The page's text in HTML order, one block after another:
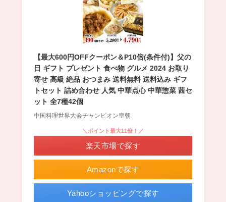
【最大600円OFFクーポン＆P10倍(条件付)】父の
日 ギフト プレゼント 食べ物 グルメ 2024 お取り
寄せ 高級 絶品 おつまみ 送料無料 送料込み ギフ
トセット 詰め合わせ 人気 中華点心 中華惣菜 茜セ
ット 全7種42個
中国料理世界大会チャンピオン皇朝
Amazonで探す
＼ポイント最大11倍！／
楽天市場で探す
Yahooショッピングで探す